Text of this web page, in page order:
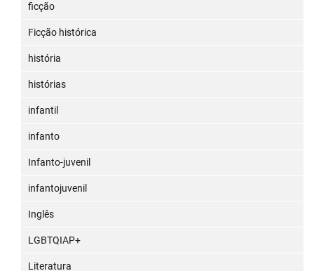
ficção
Ficção histórica
história
histórias
infantil
infanto
Infanto-juvenil
infantojuvenil
Inglês
LGBTQIAP+
Literatura